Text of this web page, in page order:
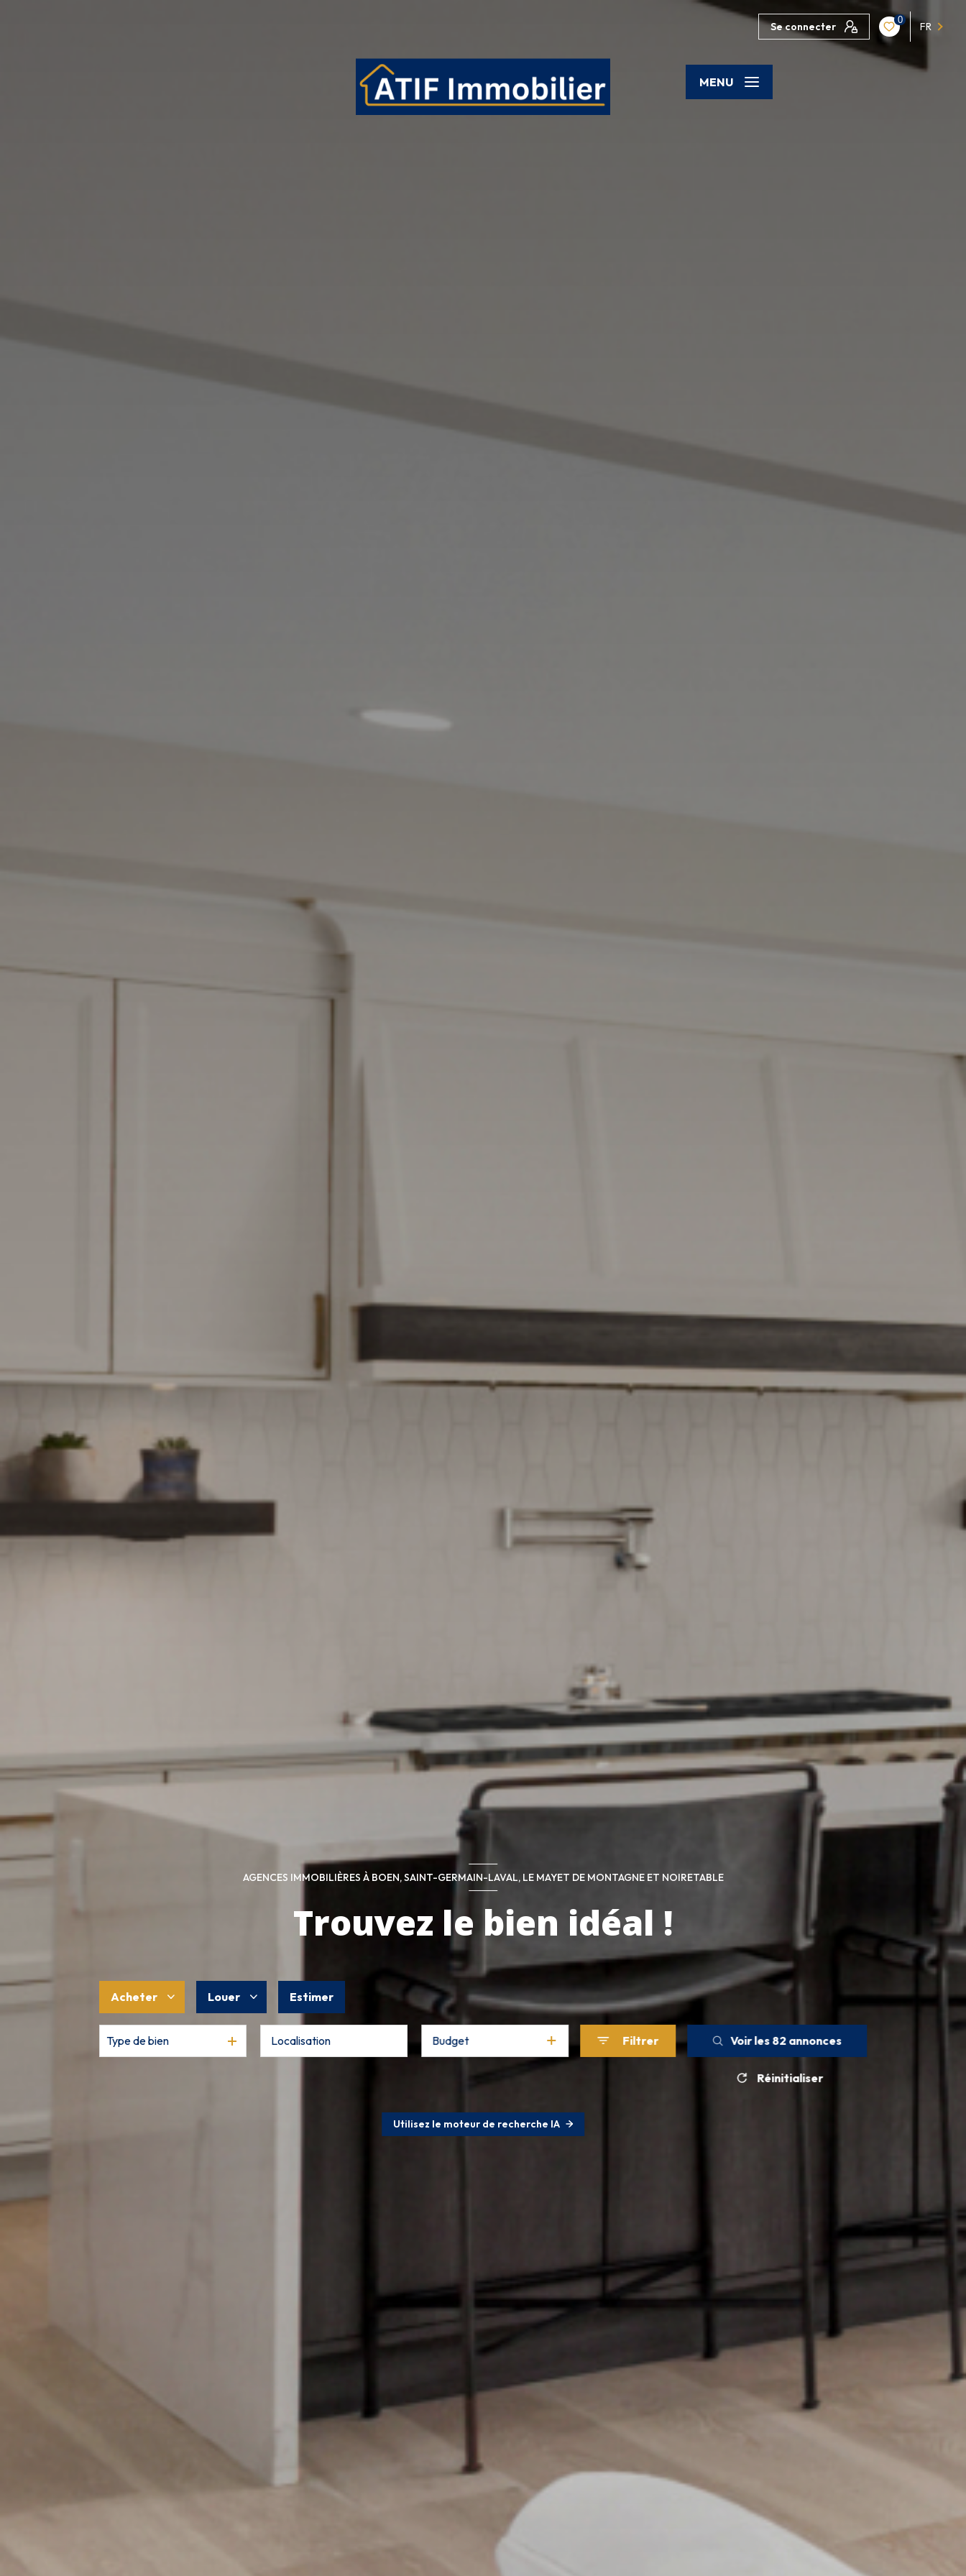
Se connecter
0
FR
MENU
AGENCES IMMOBILIÈRES À BOEN, SAINT-GERMAIN-LAVAL, LE MAYET DE MONTAGNE ET NOIRETABLE
Trouvez le bien idéal !
Acheter
De l'ancien
Louer
à l'année
Estimer
Type de bien Budget Filtrer Voir les 82 annonces
Réinitialiser
Utilisez le moteur de recherche IA